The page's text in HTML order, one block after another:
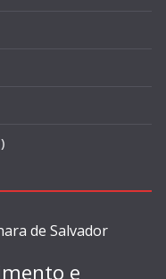
de Salvador
e